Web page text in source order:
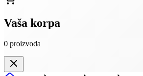
Vaša korpa
0 proizvoda